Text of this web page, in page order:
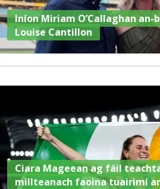
Iníon Miriam O’Callaghan an-
Louise Cantillon
Ciara Mageean ag fáil
millteanach faoina tuairimí